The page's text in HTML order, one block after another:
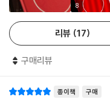
자, 자신만의 세계를 구축하
정과 생각을 자유롭게 그려
들이 사과를 통해 자신만의
8
리뷰 17
구매리뷰
종이책 구매